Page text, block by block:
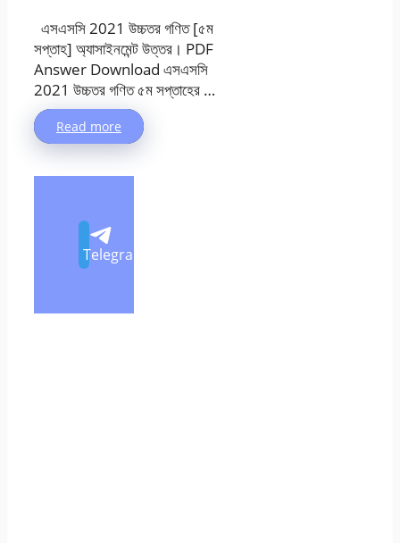
এসএসসি 2021 উচ্চতর গণিত [৫ম
সপ্তাহ] অ্যাসাইনমেন্ট উত্তর। PDF
Answer Download এসএসসি
2021 উচ্চতর গণিত ৫ম সপ্তাহের …
Read more
Telegram